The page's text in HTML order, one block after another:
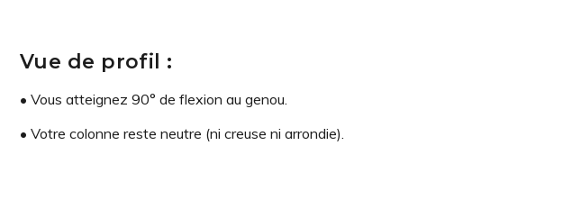
Vue de profil :
• Vous atteignez 90° de flexion au genou.
• Votre colonne reste neutre (ni creuse ni arrondie).